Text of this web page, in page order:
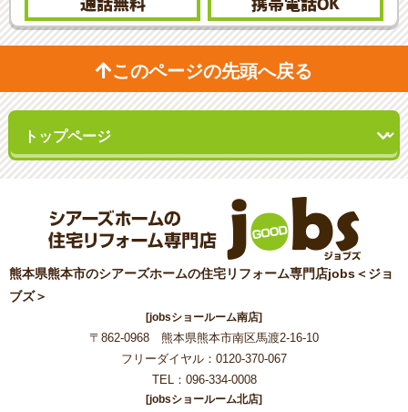
通話無料 携帯電話OK
このページの先頭へ戻る
熊本県熊本市のシアーズホームの住宅リフォーム専門店jobs＜ジョ
ブズ＞
[jobsショールーム南店]
〒862-0968 熊本県熊本市南区馬渡2-16-10
フリーダイヤル：0120-370-067
TEL：096-334-0008
[jobsショールーム北店]